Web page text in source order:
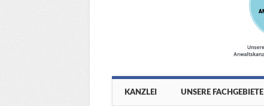
Main menu
KANZLEI UNSERE FACHGEBIETE